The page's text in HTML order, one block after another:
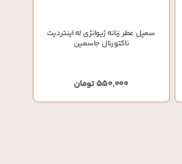
سمپل عطر زنانه ژیوانژی له اینتردیت
ناکتورنال جاسمین
550,000 تومان